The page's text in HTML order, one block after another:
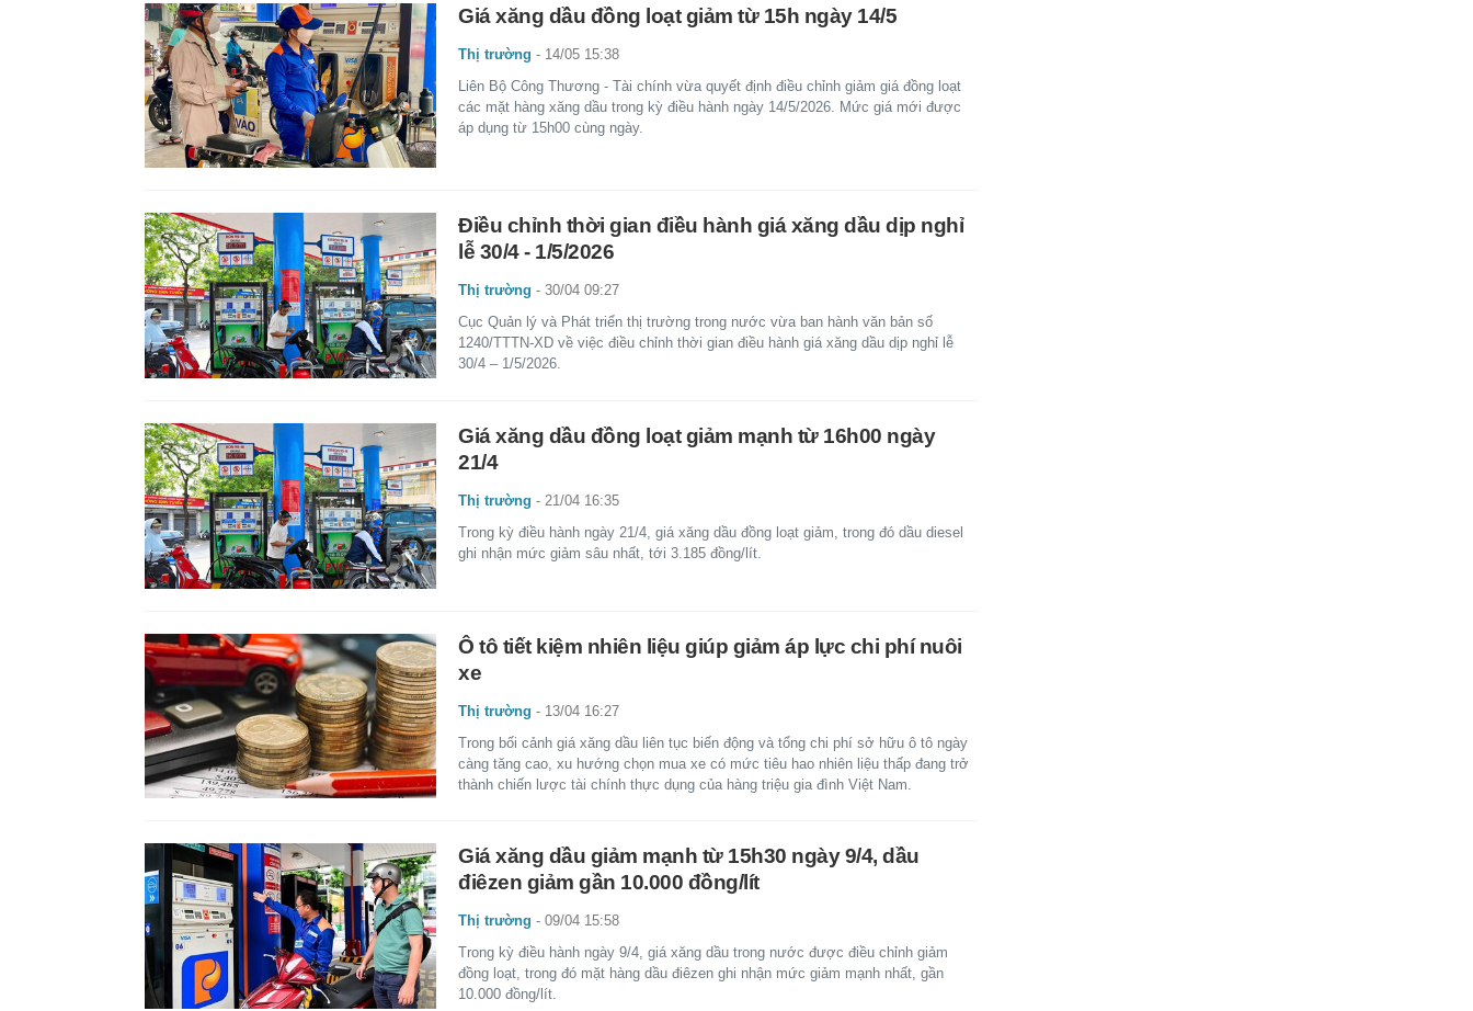
Giá xăng dầu đồng loạt giảm từ 15h ngày 14/5
Thị trường - 14/05 15:38
Liên Bộ Công Thương - Tài chính vừa quyết định điều chỉnh giảm giá đồng loạt
các mặt hàng xăng dầu trong kỳ điều hành ngày 14/5/2026. Mức giá mới được
áp dụng từ 15h00 cùng ngày.
Điều chỉnh thời gian điều hành giá xăng dầu dịp nghỉ
lễ 30/4 - 1/5/2026
Thị trường -30/04 09:27
Cục Quản lý và Phát triển thị trường trong nước vừa ban hành văn bản số
1240/TTTN-XD về việc điều chỉnh thời gian điều hành giá xăng dầu dịp nghỉ lễ
30/4 – 1/5/2026.
Giá xăng dầu đồng loạt giảm mạnh từ 16h00 ngày
21/4
Thị trường - 21/04 16:35
Trong kỳ điều hành ngày 21/4, giá xăng dầu đồng loạt giảm, trong đó dầu diesel
ghi nhận mức giảm sâu nhất, tới 3.185 đồng/lít.
Ô tô tiết kiệm nhiên liệu giúp giảm áp lực chi phí nuôi
xe
Thị trường - 13/04 16:27
Trong bối cảnh giá xăng dầu liên tục biến động và tổng chi phí sở hữu ô tô ngày
càng tăng cao, xu hướng chọn mua xe có mức tiêu hao nhiên liệu thấp đang trở
thành chiến lược tài chính thực dụng của hàng triệu gia đình Việt Nam.
Giá xăng dầu giảm mạnh từ 15h30 ngày 9/4, dầu
điêzen giảm gần 10.000 đồng/lít
Thị trường -09/04 15:58
Trong kỳ điều hành ngày 9/4, giá xăng dầu trong nước được điều chỉnh giảm
đồng loạt, trong đó mặt hàng dầu điêzen ghi nhận mức giảm mạnh nhất, gần
10.000 đồng/lít.